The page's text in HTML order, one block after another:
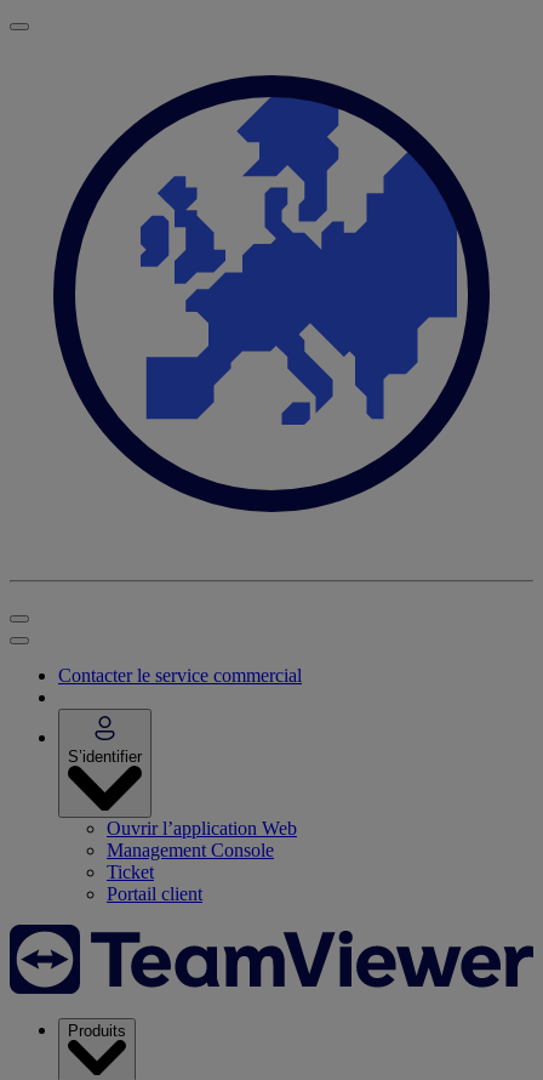
Contacter le service commercial
S’identifier
Ouvrir l’application Web
Management Console
Ticket
Portail client
Produits